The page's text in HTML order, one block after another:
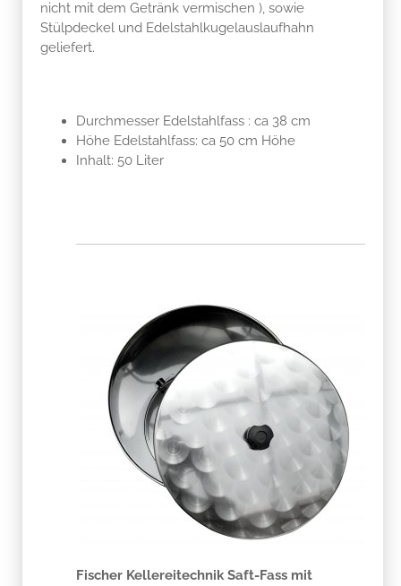
nicht mit dem Getränk vermischen ), sowie
Stülpdeckel und Edelstahlkugelauslaufhahn
geliefert.
Durchmesser Edelstahlfass : ca 38 cm
Höhe Edelstahlfass: ca 50 cm Höhe
Inhalt: 50 Liter
Fischer Kellereitechnik Saft-Fass mit